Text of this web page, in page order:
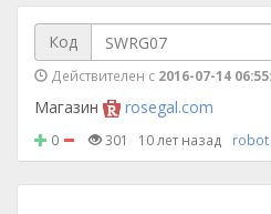
Код
Действителен с 2016-07-14
Магазин rosegal.com
0 301 10 лет назад robot